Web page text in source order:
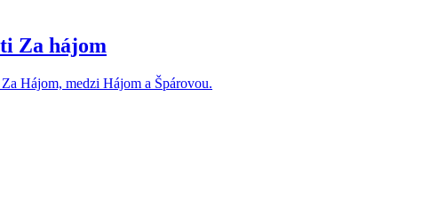
Za hájom
Hájom, medzi Hájom a Špárovou.